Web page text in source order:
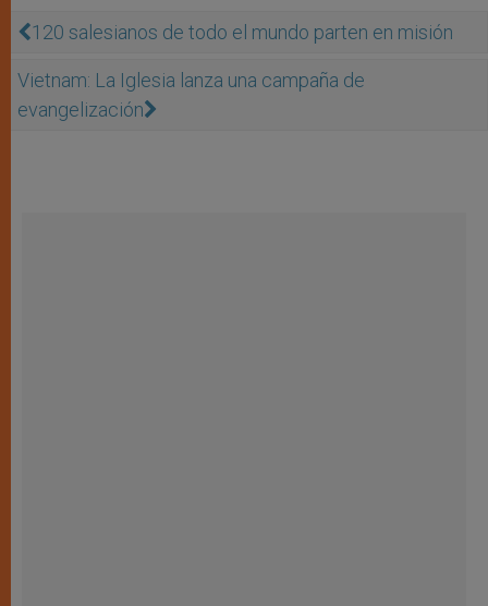
120 salesianos de todo el mundo parten en misión
Vietnam: La Iglesia lanza una campaña de
evangelización